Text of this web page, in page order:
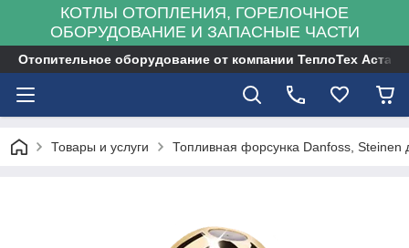
КОТЛЫ ОТОПЛЕНИЯ, ГОРЕЛОЧНОЕ
ОБОРУДОВАНИЕ И ЗАПАСНЫЕ ЧАСТИ
Отопительное оборудование от компании ТеплоТех Астана
Товары и услуги Топливная форсунка Danfoss, Steinen